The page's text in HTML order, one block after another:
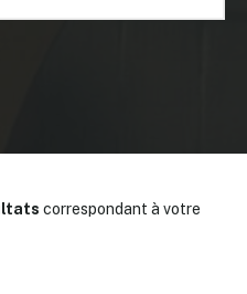
correspondant à votre